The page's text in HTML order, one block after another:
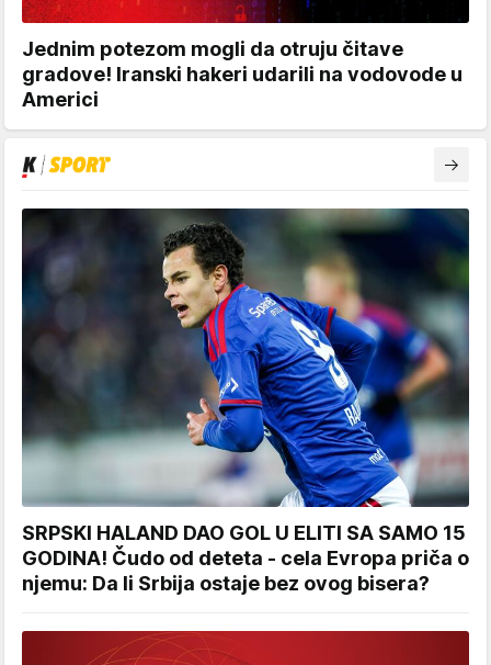
Jednim potezom mogli da otruju čitave
gradove! Iranski hakeri udarili na vodovode u
Americi
SRPSKI HALAND DAO GOL U ELITI SA SAMO 15
GODINA! Čudo od deteta - cela Evropa priča o
njemu: Da li Srbija ostaje bez ovog bisera?